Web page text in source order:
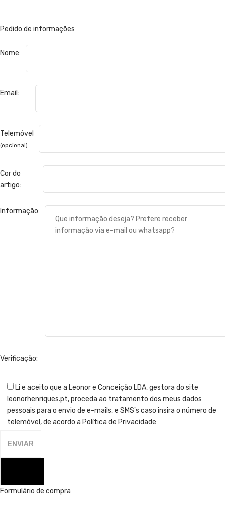
Pedido de informações
Nome:
Email:
Telemóvel
(opcional):
Cor do
artigo:
Informação:
Verificação:
Li e aceito que a Leonor e Conceição LDA, gestora do site
leonorhenriques.pt, proceda ao tratamento dos meus dados
pessoais para o envio de e-mails, e SMS's caso insira o número de
telemóvel, de acordo a Política de Privacidade
Formulário de compra